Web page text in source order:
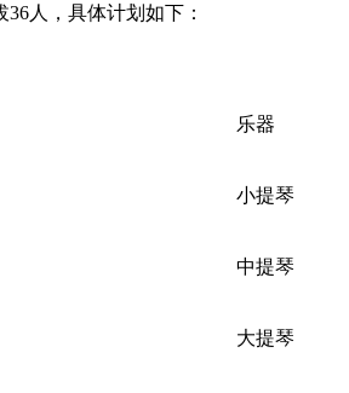
人，具体计划如下：
乐器
小提琴
中提琴
大提琴